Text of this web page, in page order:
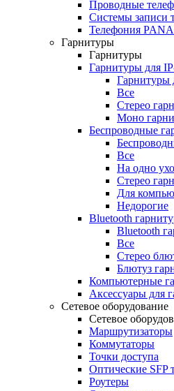
Проводные
Системы записи
Телефония
Гарнитуры
Гарнитуры
Гарнитуры для
Гарнитуры
Все
Стерео
Моно
Беспроводные
Все
На одно ухо
Стерео
Для
Недорогие
Bluetooth
Bluetooth
Все
Стерео
Блютуз
Компьютерные
Аксессуары для
Сетевое оборудование
Сетевое
Маршрутизаторы
Коммутаторы
Точки доступа
Оптические SFP
Роутеры